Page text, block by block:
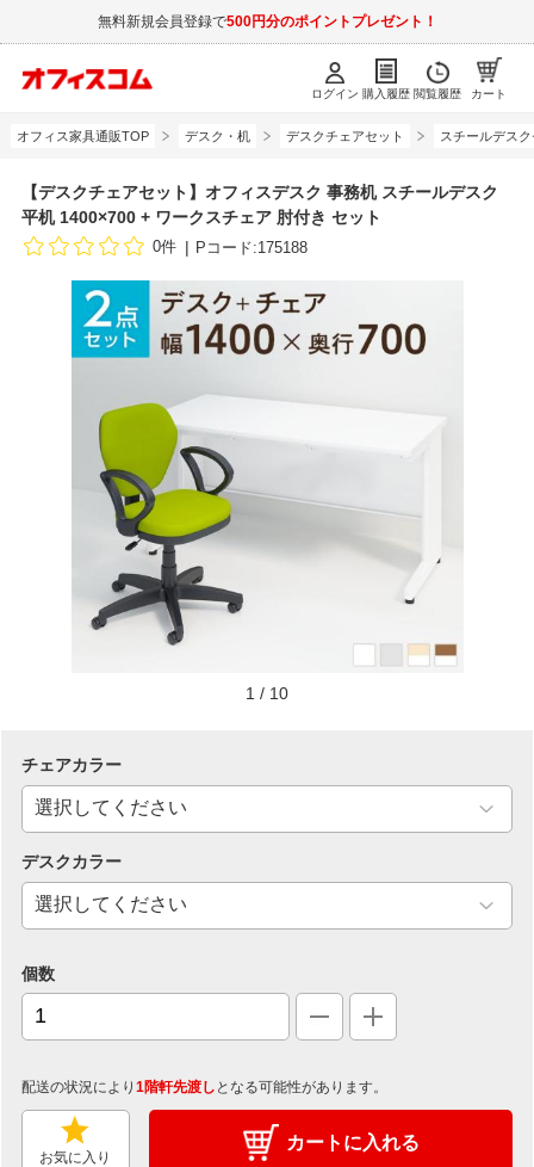
無料新規会員登録で500円分のポイントプレゼント！
ログイン 購入履歴 閲覧履歴 カート
オフィス家具通販TOP デスク・机 デスクチェアセット スチールデス
【デスクチェアセット】オフィスデスク 事務机 スチールデスク
平机 1400×700 + ワークスチェア 肘付き セット
0件 Pコード:175188
1 / 10
チェアカラー
デスクカラー
個数
配送の状況により 1階軒先渡し となる可能性があります。
お気に入り
カートに入れる